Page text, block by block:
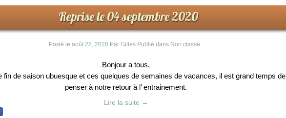
Reprise le 04 septembre 2020
Posté leaoût 28, 2020 ParGilles Publié dans Non classé .
Bonjour a tous,
fin de saison ubuesque et ces quelques de semaines de vacances, il est grand temps de
penser à notre retour à l’ entrainement.
Lire la suite →